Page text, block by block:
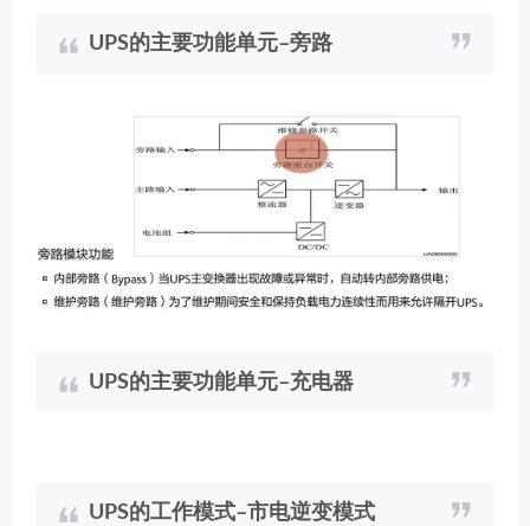
UPS的主要功能单元–旁路
UPS的主要功能单元–充电器
UPS的工作模式–市电逆变模式